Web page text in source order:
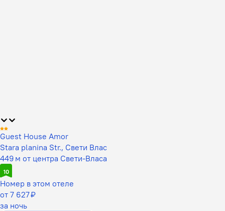
Guest House Amor
Stara planina Str., Свети Влас
449 м от центра Свети-Власа
10
Номер в этом отеле
от 7 627 ₽
за ночь